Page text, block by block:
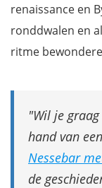
renaissance en
ronddwalen en
ritme
Wil je
hand van
Nessebar
de